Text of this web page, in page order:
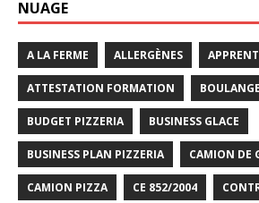
NUAGE
A LA FERME ALLERGÈNES
ATTESTATION FORMATION
BUDGET PIZZERIA BUSINESS GLACE
BUSINESS PLAN PIZZERIA CAMION DE
CAMION PIZZA CE 852/2004